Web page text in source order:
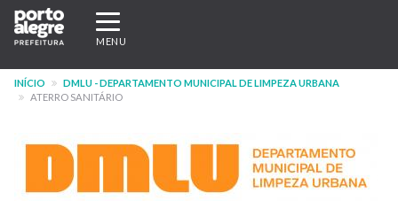
Pular
para
conteúdo
principal
Expandir/recolher
navegação
MENU
INÍCIO
DMLU - DEPARTAMENTO MUNICIPAL DE LIMPEZA URBANA
ATERRO SANITÁRIO